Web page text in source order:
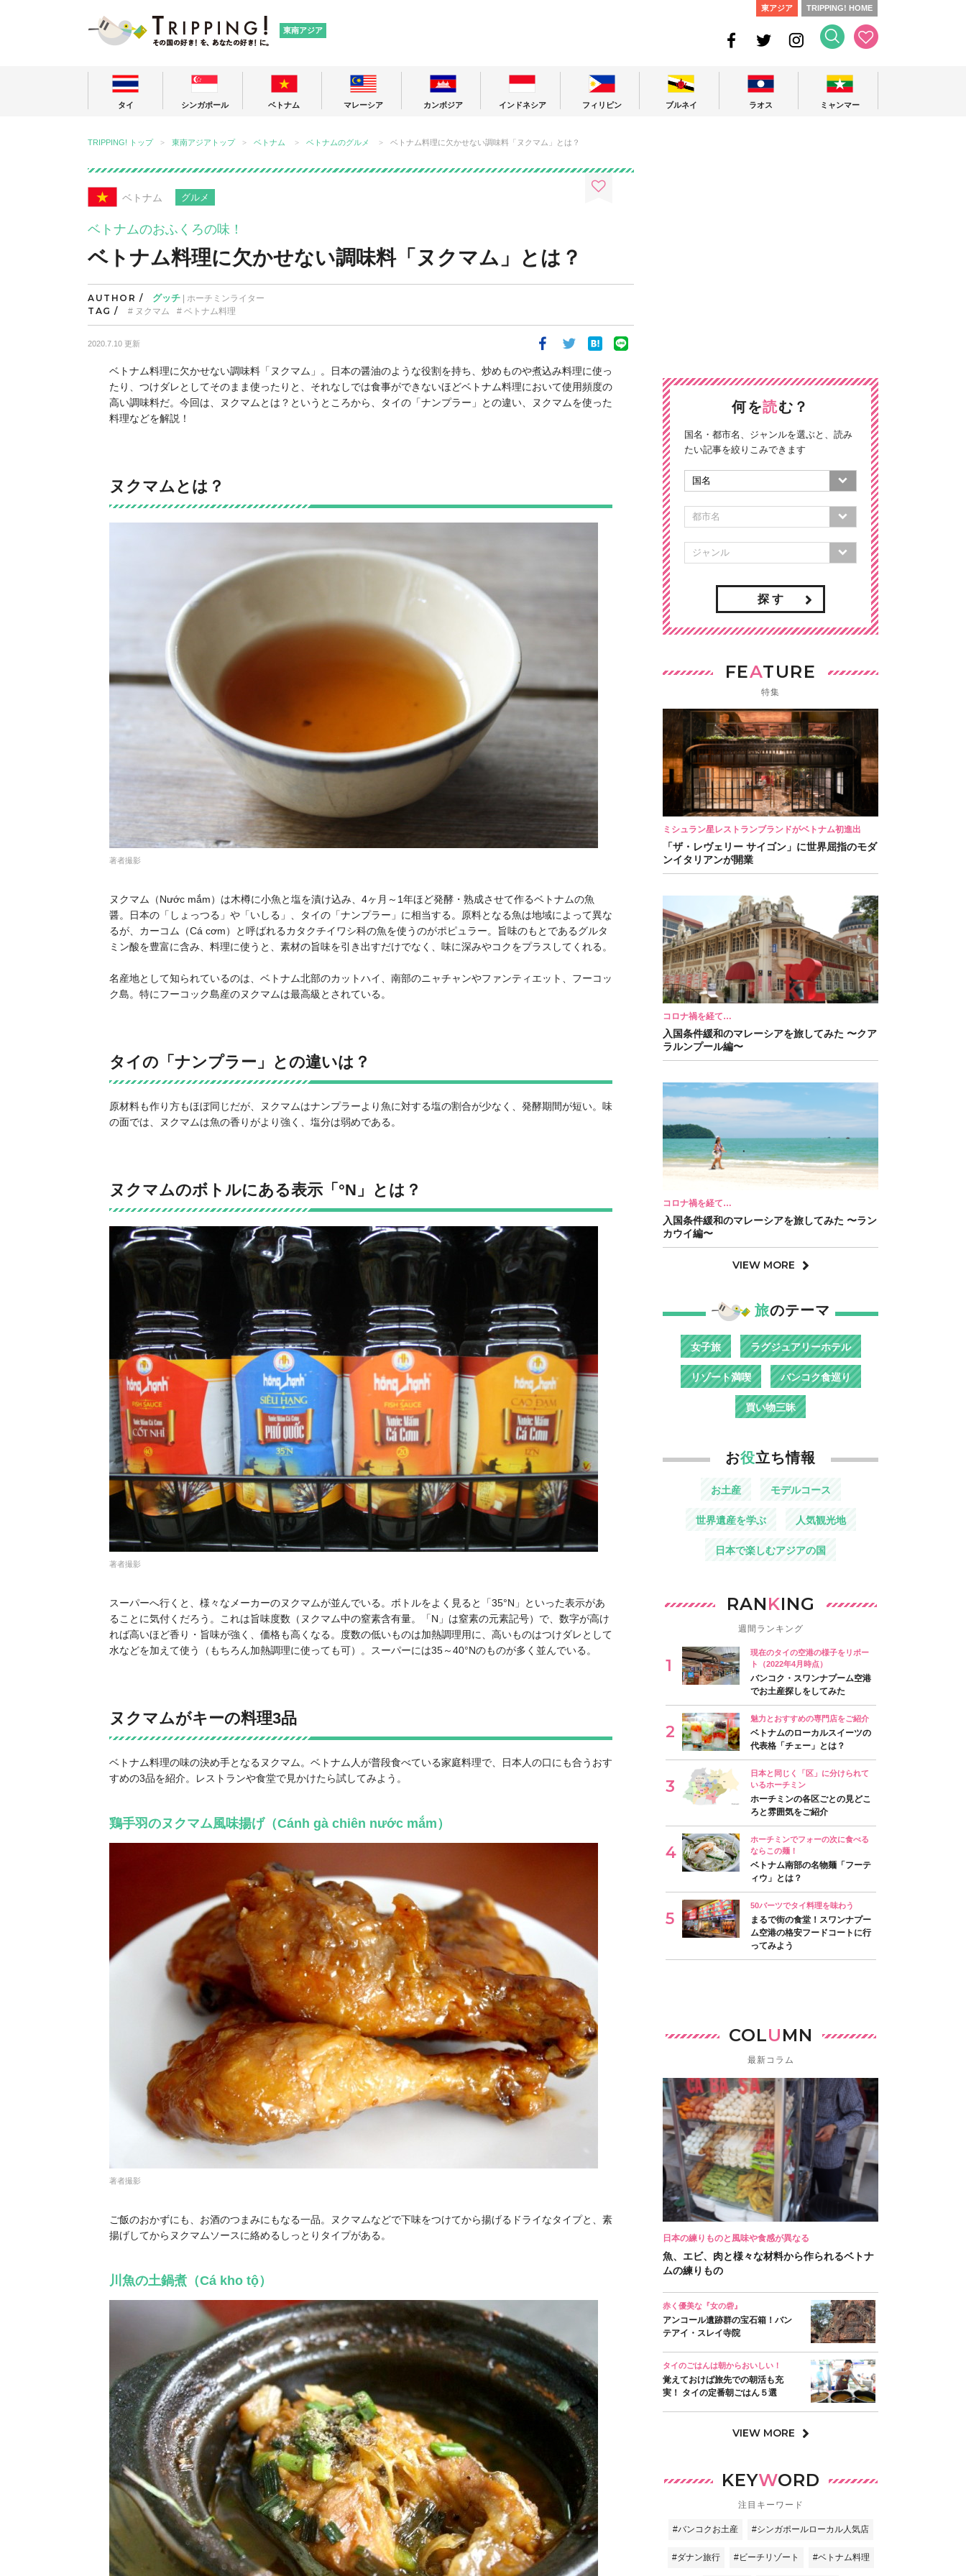
東南アジア
東アジア TRIPPING! HOME
タイ シンガポール ベトナム マレーシア カンボジア インドネシア フィリピン ブルネイ ラオス ミャンマー
TRIPPING! トップ 東南アジアトップ ベトナム ベトナムのグルメ ベトナム料理に欠かせない調味料「ヌクマム」とは？
ベトナム グルメ
ベトナムのおふくろの味！
ベトナム料理に欠かせない調味料「ヌクマム」とは？
AUTHOR / グッチ | ホーチミンライター
TAG / ヌクマム ベトナム料理
2020.7.10 更新
ベトナム料理に欠かせない調味料「ヌクマム」。日本の醤油のような役割を持ち、炒めものや煮込み料理に使っ
たり、つけダレとしてそのまま使ったりと、それなしでは食事ができないほどベトナム料理において使用頻度の
高い調味料だ。今回は、ヌクマムとは？というところから、タイの「ナンプラー」との違い、ヌクマムを使った
料理などを解説！
ヌクマムとは？
著者撮影
ヌクマム（Nước mắm）は木樽に小魚と塩を漬け込み、4ヶ月～1年ほど発酵・熟成させて作るベトナムの魚
醤。日本の「しょっつる」や「いしる」、タイの「ナンプラー」に相当する。原料となる魚は地域によって異な
るが、カーコム（Cá cơm）と呼ばれるカタクチイワシ科の魚を使うのがポピュラー。旨味のもとであるグルタ
ミン酸を豊富に含み、料理に使うと、素材の旨味を引き出すだけでなく、味に深みやコクをプラスしてくれる。
名産地として知られているのは、ベトナム北部のカットハイ、南部のニャチャンやファンティエット、フーコッ
ク島。特にフーコック島産のヌクマムは最高級とされている。
タイの「ナンプラー」との違いは？
原材料も作り方もほぼ同じだが、ヌクマムはナンプラーより魚に対する塩の割合が少なく、発酵期間が短い。味
の面では、ヌクマムは魚の香りがより強く、塩分は弱めである。
ヌクマムのボトルにある表示「°N」とは？
著者撮影
スーパーへ行くと、様々なメーカーのヌクマムが並んでいる。ボトルをよく見ると「35°N」といった表示があ
ることに気付くだろう。これは旨味度数（ヌクマム中の窒素含有量。「N」は窒素の元素記号）で、数字が高け
れば高いほど香り・旨味が強く、価格も高くなる。度数の低いものは加熱調理用に、高いものはつけダレとして
水などを加えて使う（もちろん加熱調理に使っても可）。スーパーには35～40°Nのものが多く並んでいる。
ヌクマムがキーの料理3品
ベトナム料理の味の決め手となるヌクマム。ベトナム人が普段食べている家庭料理で、日本人の口にも合うおす
すめの3品を紹介。レストランや食堂で見かけたら試してみよう。
鶏手羽のヌクマム風味揚げ（Cánh gà chiên nước mắm）
著者撮影
ご飯のおかずにも、お酒のつまみにもなる一品。ヌクマムなどで下味をつけてから揚げるドライなタイプと、素
揚げしてからヌクマムソースに絡めるしっとりタイプがある。
川魚の土鍋煮（Cá kho tộ）
何を読む？
国名・都市名、ジャンルを選ぶと、読み
たい記事を絞りこみできます
探 す
FEATURE
特集
ミシュラン星レストランブランドがベトナム初進出
「ザ・レヴェリー サイゴン」に世界屈指のモダ
ンイタリアンが開業
コロナ禍を経て…
入国条件緩和のマレーシアを旅してみた 〜クア
ラルンプール編〜
コロナ禍を経て…
入国条件緩和のマレーシアを旅してみた 〜ラン
カウイ編〜
VIEW MORE
旅のテーマ
女子旅 ラグジュアリーホテル
リゾート満喫 バンコク食巡り
買い物三昧
お役立ち情報
お土産 モデルコース
世界遺産を学ぶ 人気観光地
日本で楽しむアジアの国
RANKING
週間ランキング
現在のタイの空港の様子をリポー
ト（2022年4月時点）
バンコク・スワンナプーム空港
でお土産探しをしてみた
魅力とおすすめの専門店をご紹介
ベトナムのローカルスイーツの
代表格「チェー」とは？
日本と同じく「区」に分けられて
いるホーチミン
ホーチミンの各区ごとの見どこ
ろと雰囲気をご紹介
ホーチミンでフォーの次に食べる
ならこの麺！
ベトナム南部の名物麺「フーテ
ィウ」とは？
50バーツでタイ料理を味わう
まるで街の食堂！スワンナプー
ム空港の格安フードコートに行
ってみよう
COLUMN
最新コラム
日本の練りものと風味や食感が異なる
魚、エビ、肉と様々な材料から作られるベトナ
ムの練りもの
赤く優美な『女の砦』
アンコール遺跡群の宝石箱！バン
テアイ・スレイ寺院
タイのごはんは朝からおいしい！
覚えておけば旅先での朝活も充
実！ タイの定番朝ごはん５選
VIEW MORE
KEYWORD
注目キーワード
#バンコクお土産 #シンガポールローカル人気店
#ダナン旅行 #ビーチリゾート #ベトナム料理